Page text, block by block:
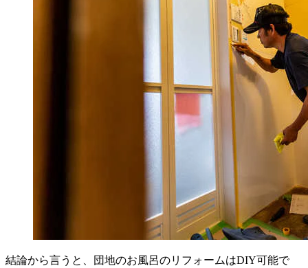
結論から言うと、団地のお風呂のリフォームはDIY可能で